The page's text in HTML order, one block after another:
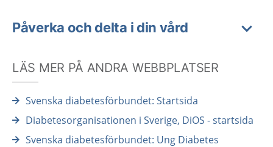
Påverka och delta i din vård
LÄS MER PÅ ANDRA WEBBPLATSER
Svenska diabetesförbundet: Startsida
Diabetesorganisationen i Sverige, DiOS - startsida
Svenska diabetesförbundet: Ung Diabetes